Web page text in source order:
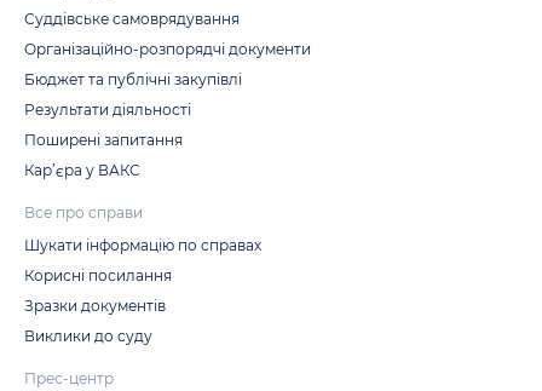
Суддівське самоврядування
Організаційно-розпорядчі документи
Бюджет та публічні закупівлі
Результати діяльності
Поширені запитання
Кар’єра у ВАКС
Все про справи
Шукати інформацію по справах
Корисні посилання
Зразки документів
Виклики до суду
Прес-центр